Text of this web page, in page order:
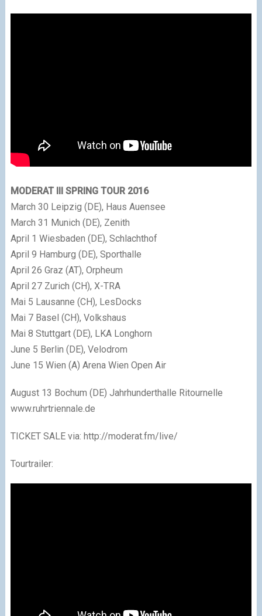
MODERAT III SPRING TOUR 2016
March 30 Leipzig (DE), Haus Auensee
March 31 Munich (DE), Zenith
April 1 Wiesbaden (DE), Schlachthof
April 9 Hamburg (DE), Sporthalle
April 26 Graz (AT), Orpheum
April 27 Zurich (CH), X-TRA
Mai 5 Lausanne (CH), LesDocks
Mai 7 Basel (CH), Volkshaus
Mai 8 Stuttgart (DE), LKA Longhorn
June 5 Berlin (DE), Velodrom
June 15 Wien (A) Arena Wien Open Air
August 13 Bochum (DE) Jahrhunderthalle Ritournelle
www.ruhrtriennale.de
TICKET SALE via: http://moderat.fm/live/
Tourtrailer: